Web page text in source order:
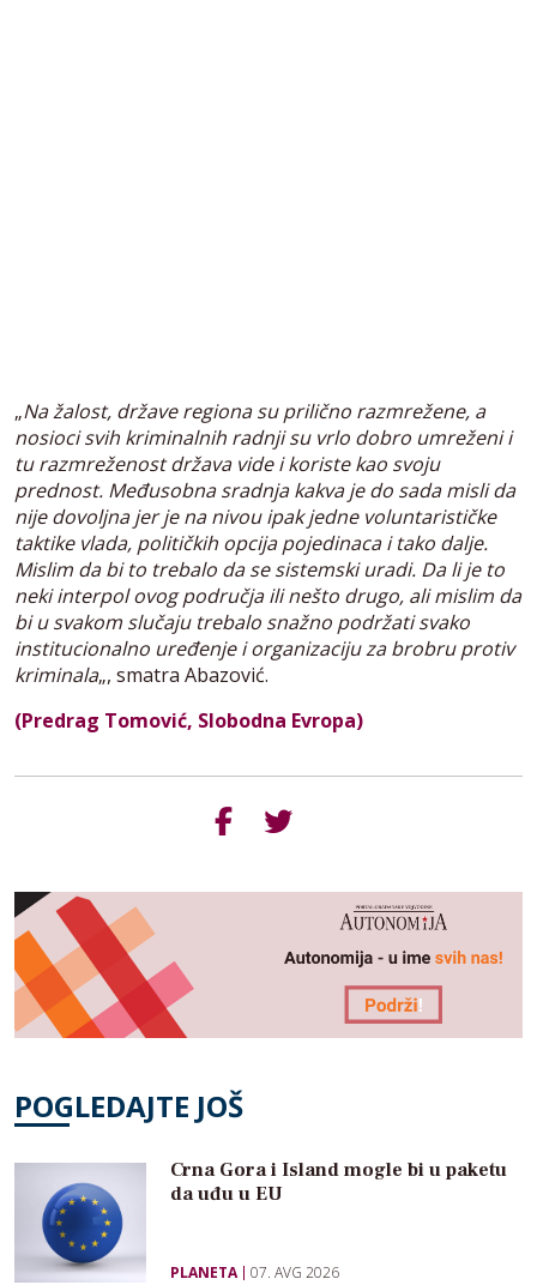
„Na žalost, države regiona su prilično razmrežene, a
nosioci svih kriminalnih radnji su vrlo dobro umreženi i
tu razmreženost država vide i koriste kao svoju
prednost. Međusobna sradnja kakva je do sada misli da
nije dovoljna jer je na nivou ipak jedne voluntarističke
taktike vlada, političkih opcija pojedinaca i tako dalje.
Mislim da bi to trebalo da se sistemski uradi. Da li je to
neki interpol ovog područja ili nešto drugo, ali mislim da
bi u svakom slučaju trebalo snažno podržati svako
institucionalno uređenje i organizaciju za brobru protiv
kriminala„, smatra Abazović.
(Predrag Tomović, Slobodna Evropa)
POGLEDAJTE JOŠ
Crna Gora i Island mogle bi u paketu
da uđu u EU
PLANETA 07. AVG 2026